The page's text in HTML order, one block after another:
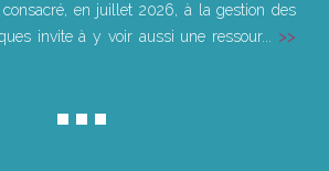
en juillet 2026, à la gestion des
invite à y voir aussi une ressour...